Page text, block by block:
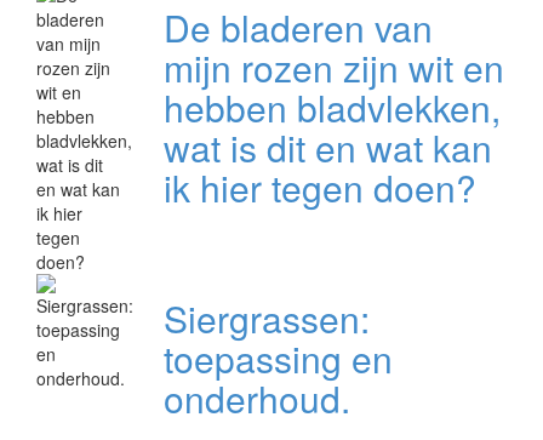
De bladeren van
mijn rozen zijn wit en
hebben bladvlekken,
wat is dit en wat kan
ik hier tegen doen?
Siergrassen:
toepassing en
onderhoud.